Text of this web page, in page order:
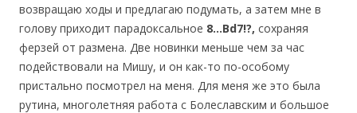
возвращаю ходы и предлагаю подумать, а затем мне в
голову приходит парадоксальное 8…Bd7!?, сохраняя
ферзей от размена. Две новинки меньше чем за час
подействовали на Мишу, и он как-то по-особому
пристально посмотрел на меня. Для меня же это была
рутина, многолетняя работа с Болеславским и большое